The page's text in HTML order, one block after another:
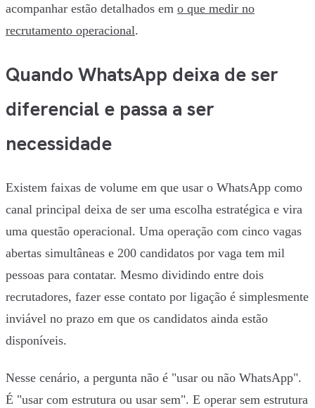
acompanhar estão detalhados em o que medir no
recrutamento operacional.
Quando WhatsApp deixa de ser
diferencial e passa a ser
necessidade
Existem faixas de volume em que usar o WhatsApp como
canal principal deixa de ser uma escolha estratégica e vira
uma questão operacional. Uma operação com cinco vagas
abertas simultâneas e 200 candidatos por vaga tem mil
pessoas para contatar. Mesmo dividindo entre dois
recrutadores, fazer esse contato por ligação é simplesmente
inviável no prazo em que os candidatos ainda estão
disponíveis.
Nesse cenário, a pergunta não é "usar ou não WhatsApp".
É "usar com estrutura ou usar sem". E operar sem estrutura